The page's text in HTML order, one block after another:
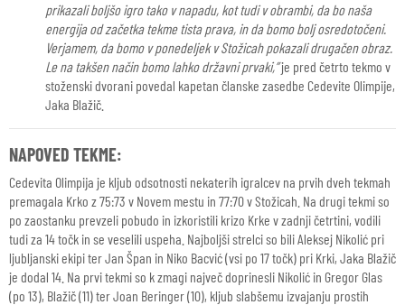
prikazali boljšo igro tako v napadu, kot tudi v obrambi, da bo naša
energija od začetka tekme tista prava, in da bomo bolj osredotočeni.
Verjamem, da bomo v ponedeljek v Stožicah pokazali drugačen obraz.
Le na takšen način bomo lahko državni prvaki,”je pred četrto tekmo v
stoženski dvorani povedal kapetan članske zasedbe Cedevite Olimpije,
Jaka Blažič.
NAPOVED TEKME:
Cedevita Olimpija je kljub odsotnosti nekaterih igralcev na prvih dveh tekmah
premagala Krko z 75:73 v Novem mestu in 77:70 v Stožicah. Na drugi tekmi so
po zaostanku prevzeli pobudo in izkoristili krizo Krke v zadnji četrtini, vodili
tudi za 14 točk in se veselili uspeha. Najboljši strelci so bili Aleksej Nikolić pri
ljubljanski ekipi ter Jan Špan in Niko Bacvić (vsi po 17 točk) pri Krki, Jaka Blažič
je dodal 14. Na prvi tekmi so k zmagi največ doprinesli Nikolić in Gregor Glas
(po 13), Blažič (11) ter Joan Beringer (10), kljub slabšemu izvajanju prostih